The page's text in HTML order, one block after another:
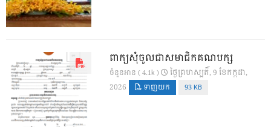
ពាក្យសុំចូលជាសមាជិកគណបក្ស
ចំនួនអាន ( 4.1k )
ថ្ងៃ​ព្រហស្បតិ៍, 9 ខែ​កក្កដា,
2026
ទាញយក 93 KB